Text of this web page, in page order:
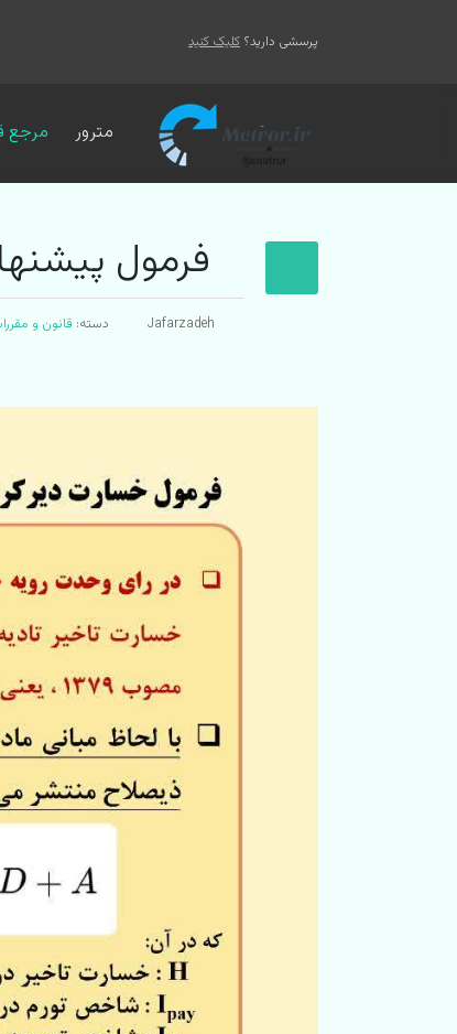
پرسشی دارید؟ کلیک کنید
مترور مرجع
فرمول
Jafarzadeh دسته: قانون و